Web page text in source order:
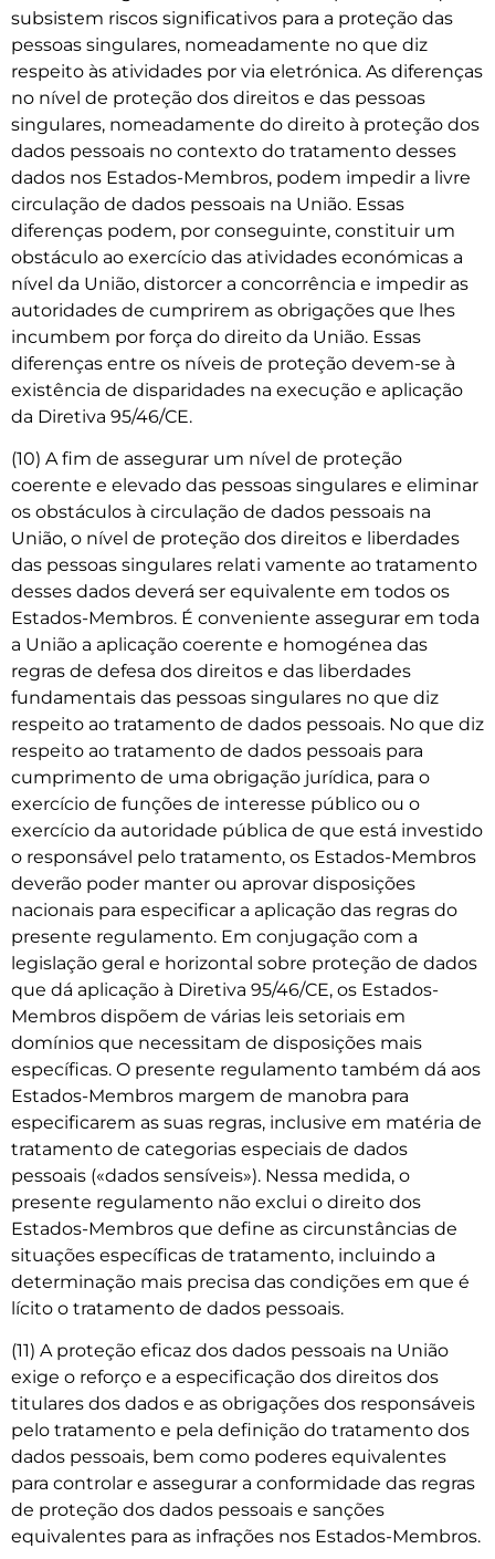
subsistem riscos significativos para a proteção das
pessoas singulares, nomeadamente no que diz
respeito às atividades por via eletrónica. As diferenças
no nível de proteção dos direitos e das pessoas
singulares, nomeadamente do direito à proteção dos
dados pessoais no contexto do tratamento desses
dados nos Estados-Membros, podem impedir a livre
circulação de dados pessoais na União. Essas
diferenças podem, por conseguinte, constituir um
obstáculo ao exercício das atividades económicas a
nível da União, distorcer a concorrência e impedir as
autoridades de cumprirem as obrigações que lhes
incumbem por força do direito da União. Essas
diferenças entre os níveis de proteção devem-se à
existência de disparidades na execução e aplicação
da Diretiva 95/46/CE.
(10) A fim de assegurar um nível de proteção
coerente e elevado das pessoas singulares e eliminar
os obstáculos à circulação de dados pessoais na
União, o nível de proteção dos direitos e liberdades
das pessoas singulares relati­ vamente ao tratamento
desses dados deverá ser equivalente em todos os
Estados-Membros. É conveniente assegurar em toda
a União a aplicação coerente e homogénea das
regras de defesa dos direitos e das liberdades
fundamentais das pessoas singulares no que diz
respeito ao tratamento de dados pessoais. No que diz
respeito ao tratamento de dados pessoais para
cumprimento de uma obrigação jurídica, para o
exercício de funções de interesse público ou o
exercício da autoridade pública de que está investido
o responsável pelo tratamento, os Estados-Membros
deverão poder manter ou aprovar disposições
nacionais para especificar a aplicação das regras do
presente regulamento. Em conjugação com a
legislação geral e horizontal sobre proteção de dados
que dá aplicação à Diretiva 95/46/CE, os Estados-
Membros dispõem de várias leis setoriais em
domínios que necessitam de disposições mais
específicas. O presente regulamento também dá aos
Estados-Membros margem de manobra para
especificarem as suas regras, inclusive em matéria de
tratamento de categorias especiais de dados
pessoais («dados sensíveis»). Nessa medida, o
presente regulamento não exclui o direito dos
Estados-Membros que define as circunstâncias de
situações específicas de tratamento, incluindo a
determinação mais precisa das condições em que é
lícito o tratamento de dados pessoais.
(11) A proteção eficaz dos dados pessoais na União
exige o reforço e a especificação dos direitos dos
titulares dos dados e as obrigações dos responsáveis
pelo tratamento e pela definição do tratamento dos
dados pessoais, bem como poderes equivalentes
para controlar e assegurar a conformidade das regras
de proteção dos dados pessoais e sanções
equivalentes para as infrações nos Estados-Membros.